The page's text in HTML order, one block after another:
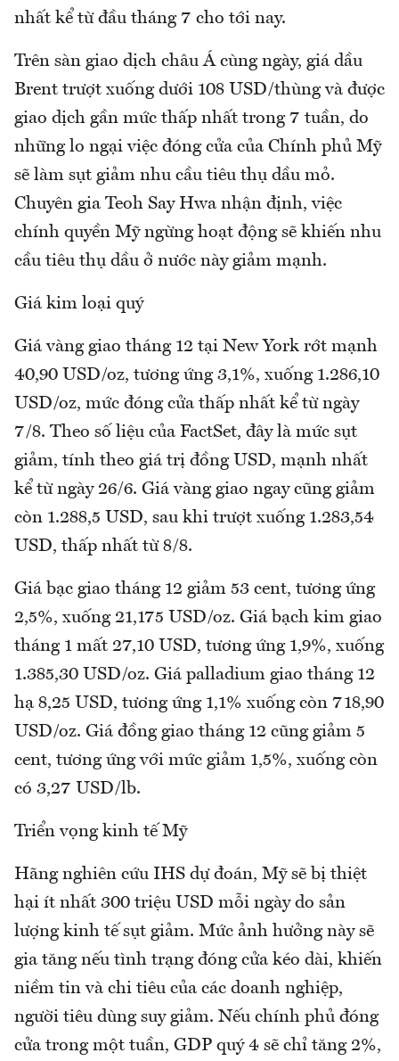
nhất kể từ đầu tháng 7 cho tới nay.
Trên sàn giao dịch châu Á cùng ngày, giá dầu
Brent trượt xuống dưới 108 USD/thùng và được
giao dịch gần mức thấp nhất trong 7 tuần, do
những lo ngại việc đóng cửa của Chính phủ Mỹ
sẽ làm sụt giảm nhu cầu tiêu thụ dầu mỏ.
Chuyên gia Teoh Say Hwa nhận định, việc
chính quyền Mỹ ngừng hoạt động sẽ khiến nhu
cầu tiêu thụ dầu ở nước này giảm mạnh.
Giá kim loại quý
Giá vàng giao tháng 12 tại New York rớt mạnh
40,90 USD/oz, tương ứng 3,1%, xuống 1.286,10
USD/oz, mức đóng cửa thấp nhất kể từ ngày
7/8. Theo số liệu của FactSet, đây là mức sụt
giảm, tính theo giá trị đồng USD, mạnh nhất
kể từ ngày 26/6. Giá vàng giao ngay cũng giảm
còn 1.288,5 USD, sau khi trượt xuống 1.283,54
USD, thấp nhất từ 8/8.
Giá bạc giao tháng 12 giảm 53 cent, tương ứng
2,5%, xuống 21,175 USD/oz. Giá bạch kim giao
tháng 1 mất 27,10 USD, tương ứng 1,9%, xuống
1.385,30 USD/oz. Giá palladium giao tháng 12
hạ 8,25 USD, tương ứng 1,1% xuống còn 718,90
USD/oz. Giá đồng giao tháng 12 cũng giảm 5
cent, tương ứng với mức giảm 1,5%, xuống còn
có 3,27 USD/lb.
Triển vọng kinh tế Mỹ
Hãng nghiên cứu IHS dự đoán, Mỹ sẽ bị thiệt
hại ít nhất 300 triệu USD mỗi ngày do sản
lượng kinh tế sụt giảm. Mức ảnh hưởng này sẽ
gia tăng nếu tình trạng đóng cửa kéo dài, khiến
niềm tin và chi tiêu của các doanh nghiệp,
người tiêu dùng suy giảm. Nếu chính phủ đóng
cửa trong một tuần, GDP quý 4 sẽ chỉ tăng 2%,